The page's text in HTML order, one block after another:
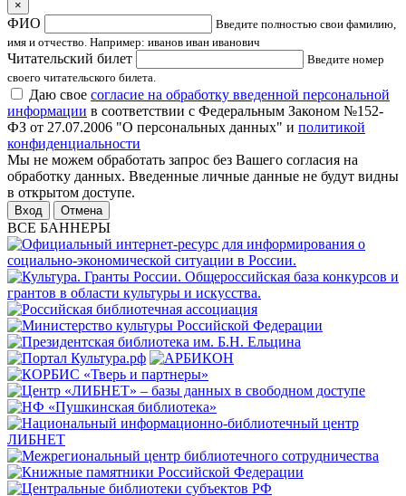
×
ФИО
Введите полностью свои фамилию,
имя и отчество. Например: иванов иван иванович
Читательский билет
Введите номер
своего читательского билета.
Даю свое согласие на обработку введенной персональной
информации в соответствии с Федеральным Законом №152-
ФЗ от 27.07.2006 "О персональных данных" и политикой
конфиденциальности
Мы не можем обработать запрос без Вашего согласия на
обработку данных. Введенные личные данные не будут видны
в открытом доступе.
Отмена
ВСЕ БАННЕРЫ